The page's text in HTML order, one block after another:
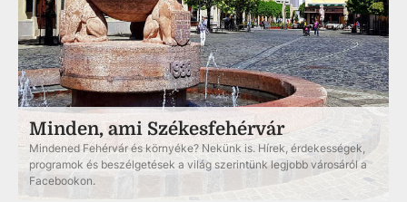
Minden, ami Székesfehérvár
Mindened Fehérvár és környéke? Nekünk is. Hírek, érdekességek,
programok és beszélgetések a világ szerintünk legjobb városáról a
Facebookon.